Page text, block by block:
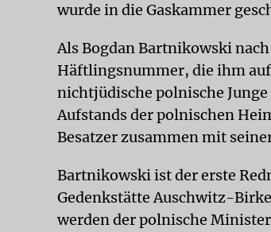
wurde in die Gaskammer
Als Bogdan Bartnikowski
Häftlingsnummer, die ihm
nichtjüdische polnische
Aufstands der polnischen
Besatzer zusammen mit
Bartnikowski ist der erste
Gedenkstätte Auschwitz-
werden der polnische